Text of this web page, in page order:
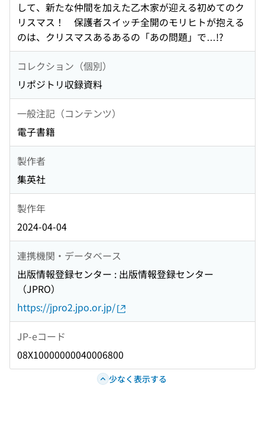
して、新たな仲間を加えた乙木家が迎える初めてのク
リスマス！ 保護者スイッチ全開のモリヒトが抱える
のは、クリスマスあるあるの「あの問題」で…!?
コレクション（個別）
リポジトリ収録資料
一般注記（コンテンツ）
電子書籍
製作者
集英社
製作年
2024-04-04
連携機関・データベース
出版情報登録センター : 出版情報登録センター
（JPRO）
https://jpro2.jpo.or.jp/
JP-eコード
08X10000000040006800
少なく表示する